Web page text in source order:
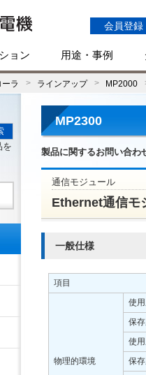
会員登録
ョン 用途・事例
ーラ ラインアップ MP2000
MP2300
製品に関するお問い合わ
通信モジュール
Ethernet通信モ
一般仕様
項目
物理的環境
使
保
使
保
を